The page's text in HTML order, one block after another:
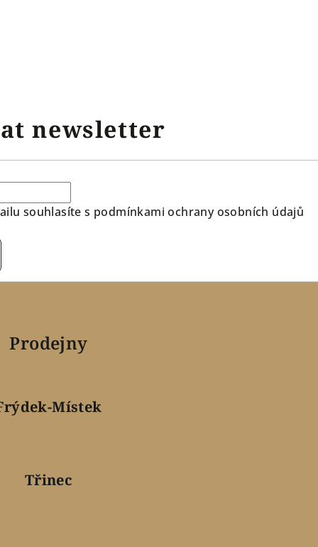
newsletter
souhlasíte s podmínkami ochrany osobních údajů
Prodejny
Místek
Třinec